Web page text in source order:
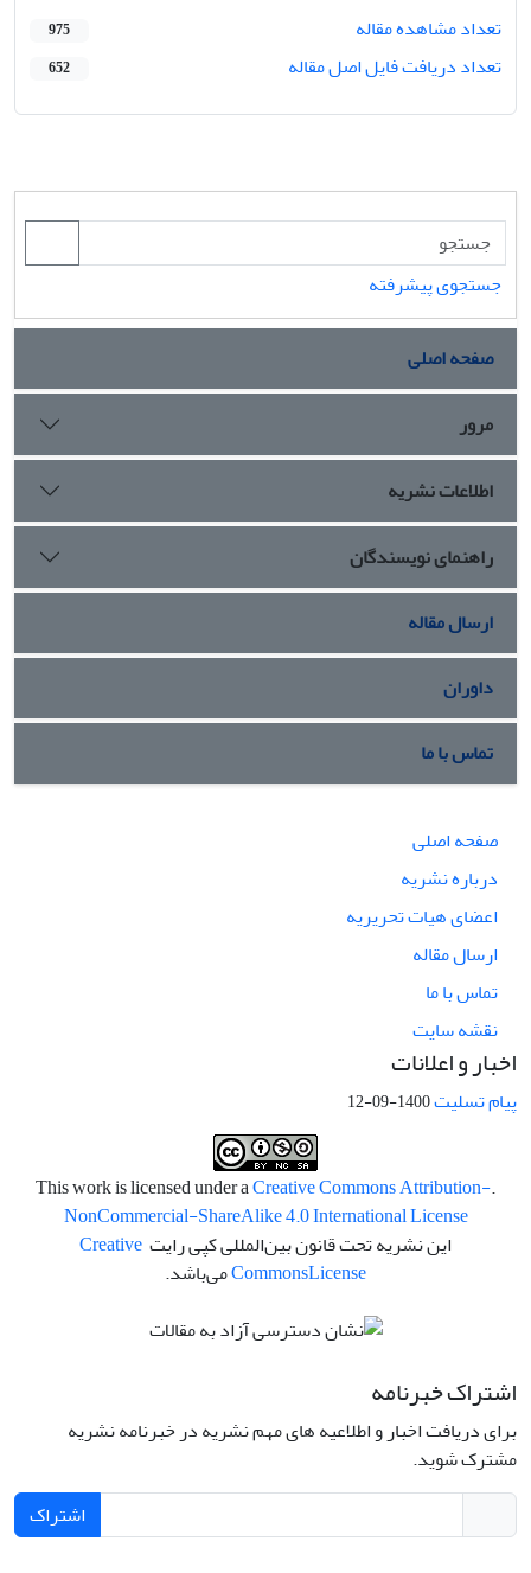
تعداد مشاهده مقاله
975
تعداد دریافت فایل اصل مقاله 652
جستجوی پیشرفته
صفحه اصلی
مرور
اطلاعات نشریه
راهنمای نویسندگان
ارسال مقاله
داوران
تماس با ما
صفحه اصلی
درباره نشریه
اعضای هیات تحریریه
ارسال مقاله
تماس با ما
نقشه سایت
اخبار و اعلانات
پیام تسلیت1400-09-12
.This work is licensed under a
Creative Commons Attribution-
NonCommercial-ShareAlike 4.0 International License
این نشریه تحت قانون بین‌المللی کپی رایت Creative
CommonsLicense می‌باشد.
اشتراک خبرنامه
برای دریافت اخبار و اطلاعیه های مهم نشریه در خبرنامه نشریه
مشترک شوید.
اشتراک